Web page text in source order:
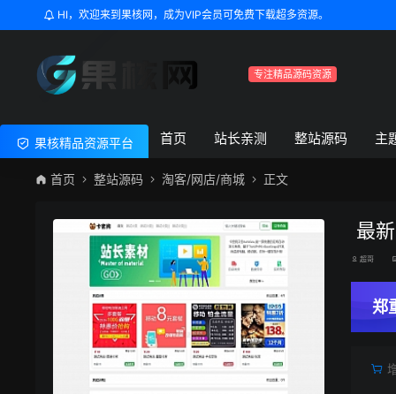
HI，欢迎来到果核网，成为VIP会员可免费下载超多资源。
专注精品源码资源
果核精品资源平台 首页 站长亲测 整站源码 主
首页 整站源码 淘客/网店/商城 正文
最
超哥
郑